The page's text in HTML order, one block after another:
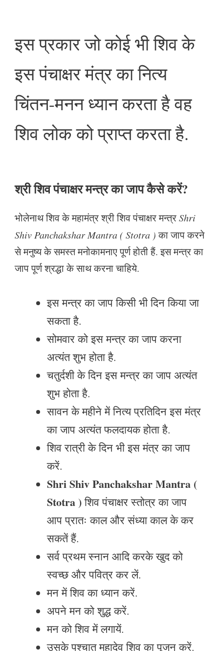
इस प्रकार जो कोई भी शिव के
इस पंचाक्षर मंत्र का नित्य
चिंतन-मनन ध्यान करता है वह
शिव लोक को प्राप्त करता है.
श्री शिव पंचाक्षर मन्त्र का जाप कैसे करें?
भोलेनाथ शिव के महामंत्र श्री शिव पंचाक्षर मन्त्रShri
Shiv Panchakshar Mantra ( Stotra )का जाप करने
से मनुष्य के समस्त मनोकामनाए पूर्ण होती हैं. इस मन्त्र का
जाप पूर्ण श्रद्धा के साथ करना चाहिये.
इस मन्त्र का जाप किसी भी दिन किया जा
सकता है.
सोमवार को इस मन्त्र का जाप करना
अत्यंत शुभ होता है.
चतुर्दशी के दिन इस मन्त्र का जाप अत्यंत
शुभ होता है.
सावन के महीने में नित्य प्रतिदिन इस मंत्र
का जाप अत्यंत फलदायक होता है.
शिव रात्री के दिन भी इस मंत्र का जाप
करें.
Shri Shiv Panchakshar Mantra (
Stotra )शिव पंचाक्षर स्तोत्र का जाप
आप प्रातः काल और संध्या काल के कर
सकतें हैं.
सर्व प्रथम स्नान आदि करके खुद को
स्वच्छ और पवित्र कर लें.
मन में शिव का ध्यान करें.
अपने मन को शुद्ध करें.
मन को शिव में लगायें.
उसके पश्चात महादेव शिव का पूजन करें.